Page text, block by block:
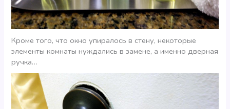
Кроме того, что окно упиралось в стену, некоторые
элементы комнаты нуждались в замене, а именно дверная
ручка…